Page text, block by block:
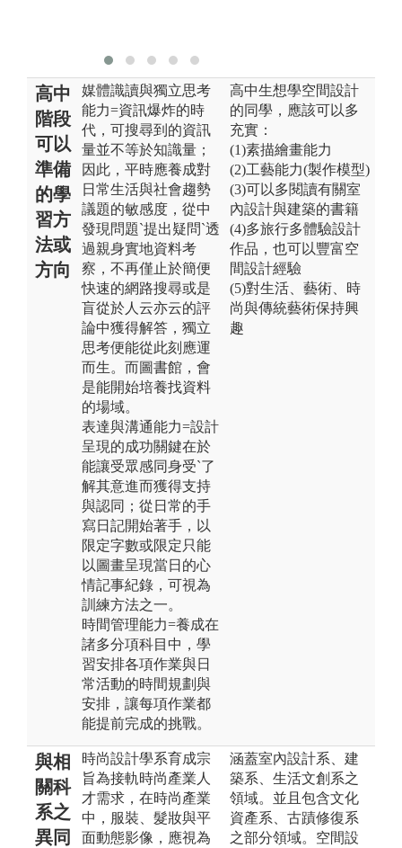
高中
階段
可以
準備
的學
習方
法或
方向
媒體識讀與獨立思考
能力=資訊爆炸的時
代，可搜尋到的資訊
量並不等於知識量；
因此，平時應養成對
日常生活與社會趨勢
議題的敏感度，從中
發現問題`提出疑問`透
過親身實地資料考
察，不再僅止於簡便
快速的網路搜尋或是
盲從於人云亦云的評
論中獲得解答，獨立
思考便能從此刻應運
而生。而圖書館，會
是能開始培養找資料
的場域。
表達與溝通能力=設計
呈現的成功關鍵在於
能讓受眾感同身受`了
解其意進而獲得支持
與認同；從日常的手
寫日記開始著手，以
限定字數或限定只能
以圖畫呈現當日的心
情記事紀錄，可視為
訓練方法之一。
時間管理能力=養成在
諸多分項科目中，學
習安排各項作業與日
常活動的時間規劃與
安排，讓每項作業都
能提前完成的挑戰。
高中生想學空間設計
的同學，應該可以多
充實：
(1)素描繪畫能力
(2)工藝能力(製作模型)
(3)可以多閱讀有關室
內設計與建築的書籍
(4)多旅行多體驗設計
作品，也可以豐富空
間設計經驗
(5)對生活、藝術、時
尚與傳統藝術保持興
趣
與相
關科
系之
異同
時尚設計學系育成宗
旨為接軌時尚產業人
才需求，在時尚產業
中，服裝、髮妝與平
面動態影像，應視為
涵蓋室內設計系、建
築系、生活文創系之
領域。並且包含文化
資產系、古蹟修復系
之部分領域。空間設